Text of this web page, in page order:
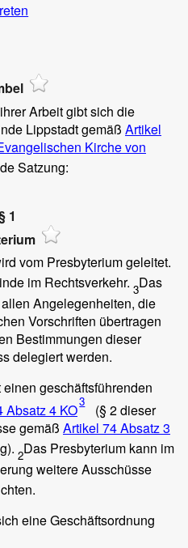
Arbeit gibt sich die
Lippstadt gemäß Artikel
Kirche von
Satzung:
1
vom Presbyterium geleitet.
im Rechtsverkehr. 3Das
Angelegenheiten, die
Vorschriften übertragen
Bestimmungen dieser
delegiert werden.
geschäftsführenden
Absatz 4 KO3
(§ 2 dieser
gemäß Artikel 74 Absatz 3
2Das Presbyterium kann im
weitere Ausschüsse
eine Geschäftsordnung